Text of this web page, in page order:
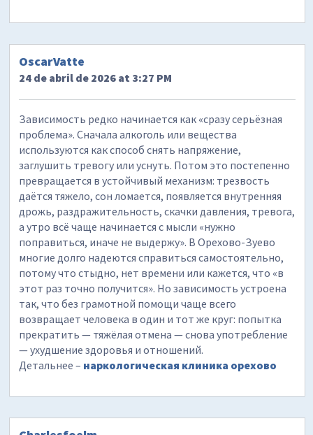
OscarVatte
24 de abril de 2026 at 3:27 PM
Зависимость редко начинается как «сразу серьёзная
проблема». Сначала алкоголь или вещества
используются как способ снять напряжение,
заглушить тревогу или уснуть. Потом это постепенно
превращается в устойчивый механизм: трезвость
даётся тяжело, сон ломается, появляется внутренняя
дрожь, раздражительность, скачки давления, тревога,
а утро всё чаще начинается с мысли «нужно
поправиться, иначе не выдержу». В Орехово-Зуево
многие долго надеются справиться самостоятельно,
потому что стыдно, нет времени или кажется, что «в
этот раз точно получится». Но зависимость устроена
так, что без грамотной помощи чаще всего
возвращает человека в один и тот же круг: попытка
прекратить — тяжёлая отмена — снова употребление
— ухудшение здоровья и отношений.
Детальнее – наркологическая клиника орехово